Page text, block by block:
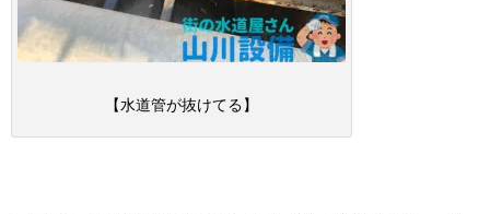
【水道管が抜けてる】